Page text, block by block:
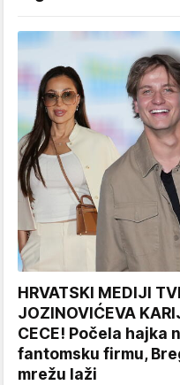
HRVATSKI MEDIJI
JOZINOVIĆEVA
CECE! Počela hajka
fantomsku firmu,
mrežu laži